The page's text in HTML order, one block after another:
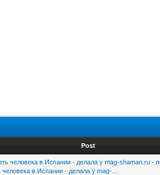
Post
человека в Испании - делала у mag-shaman.ru -
в Испании - делала у mag-...